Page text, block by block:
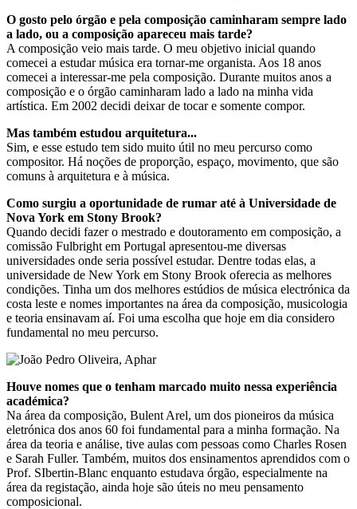
O gosto pelo órgão e pela composição caminharam sempre lado
a lado, ou a composição apareceu mais tarde?
A composição veio mais tarde. O meu objetivo inicial quando
comecei a estudar música era tornar-me organista. Aos 18 anos
comecei a interessar-me pela composição. Durante muitos anos a
composição e o órgão caminharam lado a lado na minha vida
artística. Em 2002 decidi deixar de tocar e somente compor.
Mas também estudou arquitetura...
Sim, e esse estudo tem sido muito útil no meu percurso como
compositor. Há noções de proporção, espaço, movimento, que são
comuns à arquitetura e à música.
Como surgiu a oportunidade de rumar até à Universidade de
Nova York em Stony Brook?
Quando decidi fazer o mestrado e doutoramento em composição, a
comissão Fulbright em Portugal apresentou-me diversas
universidades onde seria possível estudar. Dentre todas elas, a
universidade de New York em Stony Brook oferecia as melhores
condições. Tinha um dos melhores estúdios de música electrónica da
costa leste e nomes importantes na área da composição, musicologia
e teoria ensinavam aí. Foi uma escolha que hoje em dia considero
fundamental no meu percurso.
Houve nomes que o tenham marcado muito nessa experiência
académica?
Na área da composição, Bulent Arel, um dos pioneiros da música
eletrónica dos anos 60 foi fundamental para a minha formação. Na
área da teoria e análise, tive aulas com pessoas como Charles Rosen
e Sarah Fuller. Também, muitos dos ensinamentos aprendidos com o
Prof. SIbertin-Blanc enquanto estudava órgão, especialmente na
área da registação, ainda hoje são úteis no meu pensamento
composicional.